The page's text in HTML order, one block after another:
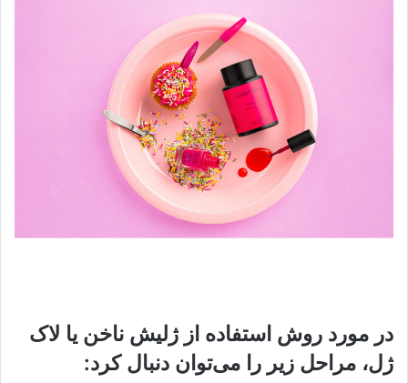
در مورد روش استفاده از ژلیش ناخن یا لاک
ژل، مراحل زیر را می‌توان دنبال کرد: